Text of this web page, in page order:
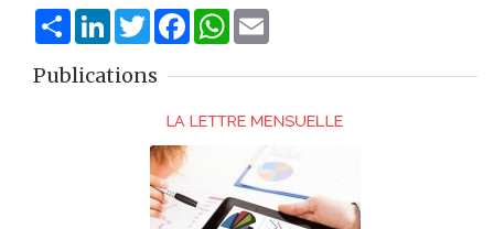
ShareLinkedInTwitterFacebookWhatsApp
Publications